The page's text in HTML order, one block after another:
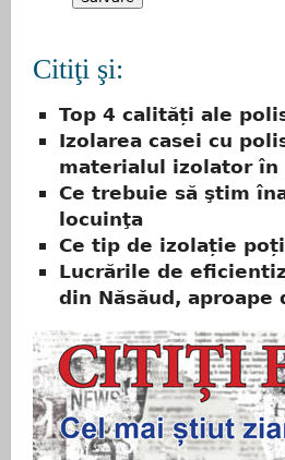
Citiţi şi:
Top 4 calități ale
Izolarea casei cu
materialul izolator în
Ce trebuie să ştim
locuinţa
Ce tip de izolație
Lucrările de
din Năsăud, aproape